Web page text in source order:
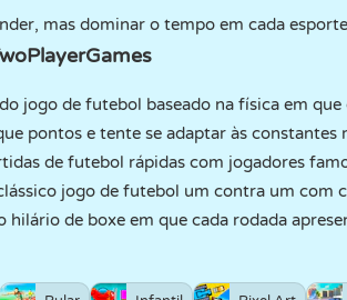
mas dominar o tempo em cada
jogo de futebol baseado na física em
pontos e tente se adaptar às constantes
de futebol rápidas com jogadores
jogo de futebol um contra um com
hilário de boxe em que cada rodada